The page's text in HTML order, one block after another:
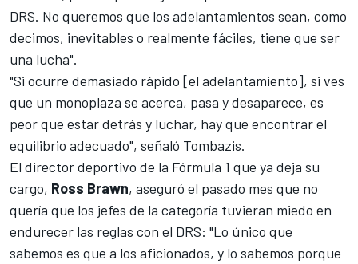
DRS. No queremos que los adelantamientos sean, como
decimos, inevitables o realmente fáciles, tiene que ser
una lucha".
"Si ocurre demasiado rápido [el adelantamiento], si ves
que un monoplaza se acerca, pasa y desaparece, es
peor que estar detrás y luchar, hay que encontrar el
equilibrio adecuado", señaló Tombazis.
El director deportivo de la Fórmula 1 que ya deja su
cargo, Ross Brawn, aseguró el pasado mes que no
quería que los jefes de la categoría tuvieran miedo en
endurecer las reglas con el DRS: "Lo único que
sabemos es que a los aficionados, y lo sabemos porque